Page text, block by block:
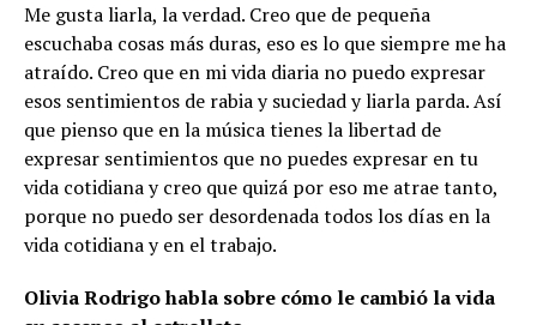
Me gusta liarla, la verdad. Creo que de pequeña
escuchaba cosas más duras, eso es lo que siempre me ha
atraído. Creo que en mi vida diaria no puedo expresar
esos sentimientos de rabia y suciedad y liarla parda. Así
que pienso que en la música tienes la libertad de
expresar sentimientos que no puedes expresar en tu
vida cotidiana y creo que quizá por eso me atrae tanto,
porque no puedo ser desordenada todos los días en la
vida cotidiana y en el trabajo.
Olivia Rodrigo habla sobre cómo le cambió la vida